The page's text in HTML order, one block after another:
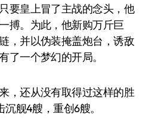
要皇上冒了主战的念头，他
搏。为此，他新购万斤巨
，并以伪装掩盖炮台，诱敌
了一个梦幻的开局。
，还从没有取得过这样的胜
舰4艘，重创6艘。